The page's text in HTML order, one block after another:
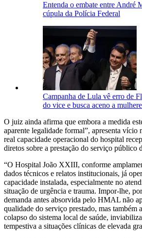
Entenda o embate entre André
cúpula da Polícia Federal
Campanha de Lula vê erro de
do vice e busca aceno a
O juiz ainda afirma que embora a medida
aparente legalidade formal”, apresenta vício
real capacidade operacional do hospital
diretos sobre a prestação do serviço público
“O Hospital João XXIII, conforme
dados técnicos e relatos institucionais, já
capacidade instalada, especialmente no
situação de urgência e trauma. Impor-lhe,
demanda antes absorvida pelo HMAL não
qualidade do serviço prestado, mas também
colapso do sistema local de saúde,
tempestiva a situações clínicas de elevada